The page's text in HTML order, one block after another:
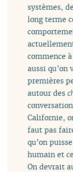
systèmes,
long terme
commence
aussi qu’on
premières
autour des
Californie,
faut pas
qu’on
humain et
On devrait